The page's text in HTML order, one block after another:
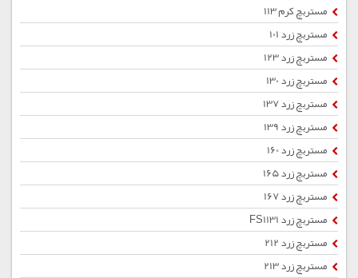
مستربچ کرم 113
مستربچ زرد 101
مستربچ زرد 123
مستربچ زرد 130
مستربچ زرد 137
مستربچ زرد 139
مستربچ زرد 160
مستربچ زرد 165
مستربچ زرد 167
مستربچ زرد FS1131
مستربچ زرد 212
مستربچ زرد 213